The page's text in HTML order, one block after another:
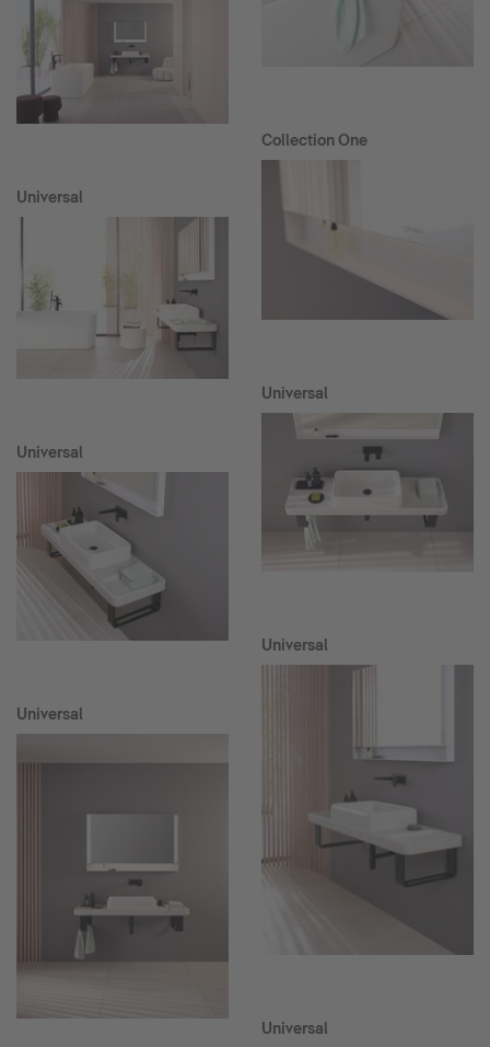
Universal
Universal
Universal
Collection One
Universal
Universal
Universal